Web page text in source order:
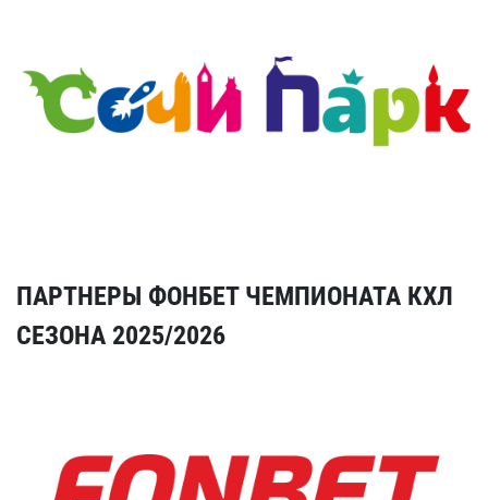
ПАРТНЕРЫ ФОНБЕТ ЧЕМПИОНАТА КХЛ
СЕЗОНА 2025/2026